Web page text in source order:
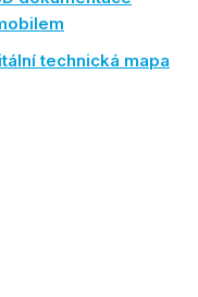
technická mapa